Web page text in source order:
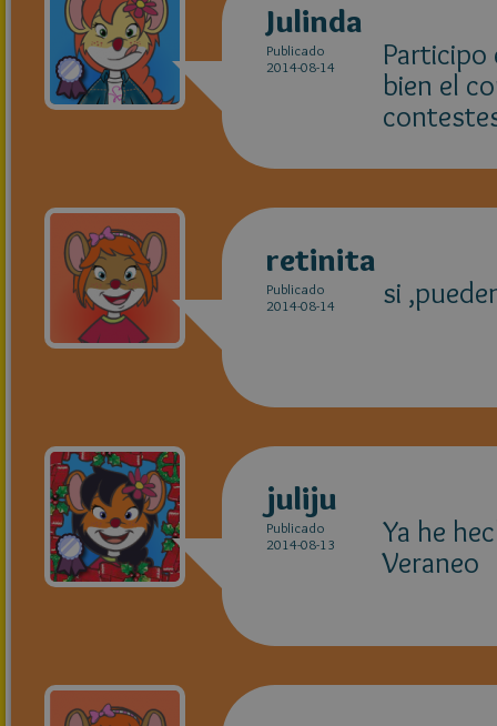
Julinda
Publicado
2014-08-14
Participo
bien el
retinita
Publicado
2014-08-14
si
juliju
Publicado
2014-08-13
Ya he
Veraneo